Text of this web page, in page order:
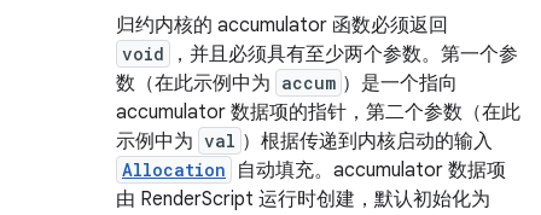
归约内核的 accumulator 函数必须返回
void
，并且必须具有至少两个参数。第一个参
数（在此示例中为 accum ）是一个指向
accumulator 数据项的指针，第二个参数（在此
示例中为 val ）根据传递到内核启动的输入
Allocation 自动填充。 accumulator 数据项
由 RenderScript 运行时创建，默认初始化为